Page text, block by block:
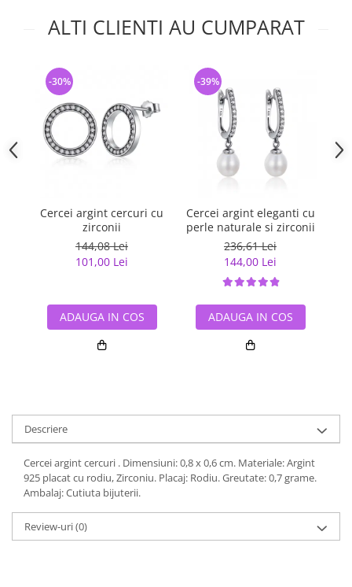
ALTI CLIENTI AU CUMPARAT
Cercei argint cercuri cu
zirconii
144,08 Lei
101,00 Lei
-30%
ADAUGA IN COS
Cercei argint eleganti cu
perle naturale si zirconii
236,61 Lei
144,00 Lei
-39%
ADAUGA IN COS
Descriere
Cercei argint cercuri . Dimensiuni: 0,8 x 0,6 cm. Materiale: Argint
925 placat cu rodiu, Zirconiu. Placaj: Rodiu. Greutate: 0,7 grame.
Ambalaj: Cutiuta bijuterii.
Review-uri(0)